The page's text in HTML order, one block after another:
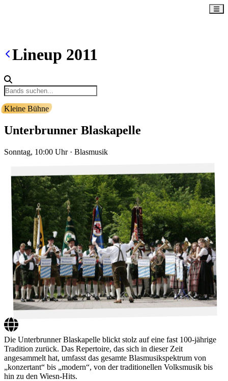
Lineup 2011
Kleine Bühne
Unterbrunner Blaskapelle
Sonntag, 10:00 Uhr· Blasmusik
Die Unterbrunner Blaskapelle blickt stolz auf eine fast 100-jährige
Tradition zurück. Das Repertoire, das sich in dieser Zeit
angesammelt hat, umfasst das gesamte Blasmusikspektrum von
„konzertant“ bis „modern“, von der traditionellen Volksmusik bis
hin zu den Wiesn-Hits.